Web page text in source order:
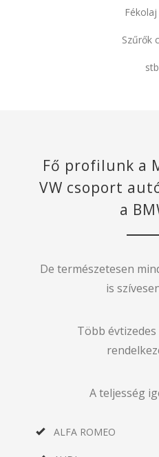
Szűrők
Fő profilunk a
VW csoport
a
De természetesen
is
Több
A teljesség
ALFA ROMEO